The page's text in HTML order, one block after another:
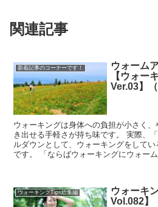
関連記事
新着記事のコーナーです！
ウォーム
【ウォー
Ver.03】（
ウォーキングは身体への負担が小さく
き出せる手軽さが持ち味です。 実際、
ルダウンとして、ウォーキングをして
です。 「ならばウォーキングにウォー
ウォーキングTips総集編
ウォーキ
Vol.082】